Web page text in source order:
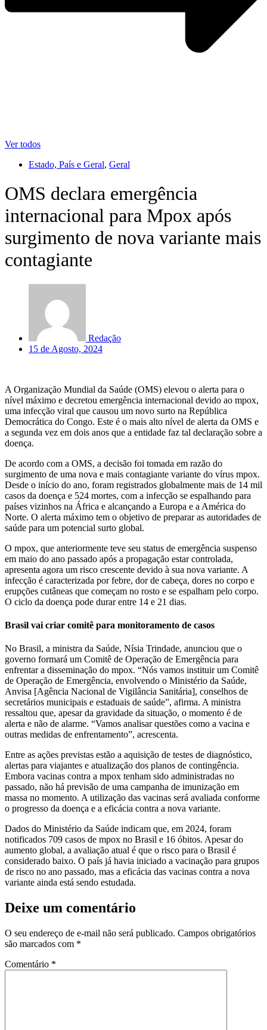
Ver todos
Estado, País e Geral, Geral
OMS declara emergência
internacional para Mpox após
surgimento de nova variante mais
contagiante
Redação
15 de Agosto, 2024
A Organização Mundial da Saúde (OMS) elevou o alerta para o
nível máximo e decretou emergência internacional devido ao mpox,
uma infecção viral que causou um novo surto na República
Democrática do Congo. Este é o mais alto nível de alerta da OMS e
a segunda vez em dois anos que a entidade faz tal declaração sobre a
doença.
De acordo com a OMS, a decisão foi tomada em razão do
surgimento de uma nova e mais contagiante variante do vírus mpox.
Desde o início do ano, foram registrados globalmente mais de 14 mil
casos da doença e 524 mortes, com a infecção se espalhando para
países vizinhos na África e alcançando a Europa e a América do
Norte. O alerta máximo tem o objetivo de preparar as autoridades de
saúde para um potencial surto global.
O mpox, que anteriormente teve seu status de emergência suspenso
em maio do ano passado após a propagação estar controlada,
apresenta agora um risco crescente devido à sua nova variante. A
infecção é caracterizada por febre, dor de cabeça, dores no corpo e
erupções cutâneas que começam no rosto e se espalham pelo corpo.
O ciclo da doença pode durar entre 14 e 21 dias.
Brasil vai criar comitê para monitoramento de casos
No Brasil, a ministra da Saúde, Nísia Trindade, anunciou que o
governo formará um Comitê de Operação de Emergência para
enfrentar a disseminação do mpox. “Nós vamos instituir um Comitê
de Operação de Emergência, envolvendo o Ministério da Saúde,
Anvisa [Agência Nacional de Vigilância Sanitária], conselhos de
secretários municipais e estaduais de saúde”, afirma. A ministra
ressaltou que, apesar da gravidade da situação, o momento é de
alerta e não de alarme. “Vamos analisar questões como a vacina e
outras medidas de enfrentamento”, acrescenta.
Entre as ações previstas estão a aquisição de testes de diagnóstico,
alertas para viajantes e atualização dos planos de contingência.
Embora vacinas contra a mpox tenham sido administradas no
passado, não há previsão de uma campanha de imunização em
massa no momento. A utilização das vacinas será avaliada conforme
o progresso da doença e a eficácia contra a nova variante.
Dados do Ministério da Saúde indicam que, em 2024, foram
notificados 709 casos de mpox no Brasil e 16 óbitos. Apesar do
aumento global, a avaliação atual é que o risco para o Brasil é
considerado baixo. O país já havia iniciado a vacinação para grupos
de risco no ano passado, mas a eficácia das vacinas contra a nova
variante ainda está sendo estudada.
Deixe um comentário
O seu endereço de e-mail não será publicado. Campos obrigatórios
são marcados com *
Comentário *